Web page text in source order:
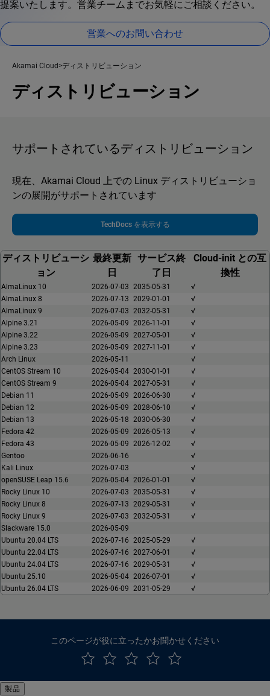
提案いたします。営業チームまでお気軽にご相談ください。
営業へのお問い合わせ
Akamai Cloud ディストリビューション
ディストリビューション
サポートされているディストリビューション
現在、Akamai Cloud 上での Linux ディストリビューショ
ンの展開がサポートされています
TechDocs を表示する
ディストリビューシ
ョン
最終更新
日
サービス終
了日
Cloud-init との互
換性
AlmaLinux 10 2026-07-03 2035-05-31
√
AlmaLinux 8
2026-07-13 2029-01-01
√
AlmaLinux 9
2026-07-03 2032-05-31
√
Alpine 3.21
2026-05-09 2026-11-01
√
Alpine 3.22
2026-05-09 2027-05-01
√
Alpine 3.23
2026-05-09 2027-11-01
√
Arch Linux
2026-05-11
√
CentOS Stream 10
2026-05-04 2030-01-01
√
CentOS Stream 9
2026-05-04 2027-05-31
√
Debian 11
2026-05-09 2026-06-30
√
Debian 12
2026-05-09 2028-06-10
√
Debian 13
2026-05-18 2030-06-30
√
Fedora 42
2026-05-09 2026-05-13
√
Fedora 43
2026-05-09 2026-12-02
√
Gentoo
2026-06-16
√
Kali Linux
2026-07-03
√
openSUSE Leap 15.6
2026-05-04 2026-01-01
√
Rocky Linux 10
2026-07-03 2035-05-31
√
Rocky Linux 8
2026-07-13 2029-05-31
√
Rocky Linux 9
2026-07-03 2032-05-31
√
Slackware 15.0
2026-05-09
Ubuntu 20.04 LTS
2026-07-16 2025-05-29
√
Ubuntu 22.04 LTS
2026-07-16 2027-06-01
√
Ubuntu 24.04 LTS
2026-07-16 2029-05-31
√
Ubuntu 25.10
2026-05-04 2026-07-01
√
Ubuntu 26.04 LTS
2026-06-09 2031-05-29 √
このページが役に立ったかお聞かせください
製品